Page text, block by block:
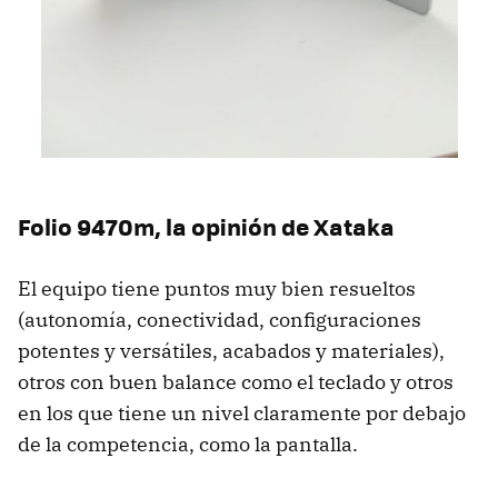
Folio 9470m, la opinión de Xataka
El equipo tiene puntos muy bien resueltos
(autonomía, conectividad, configuraciones
potentes y versátiles, acabados y materiales),
otros con buen balance como el teclado y otros
en los que tiene un nivel claramente por debajo
de la competencia, como la pantalla.